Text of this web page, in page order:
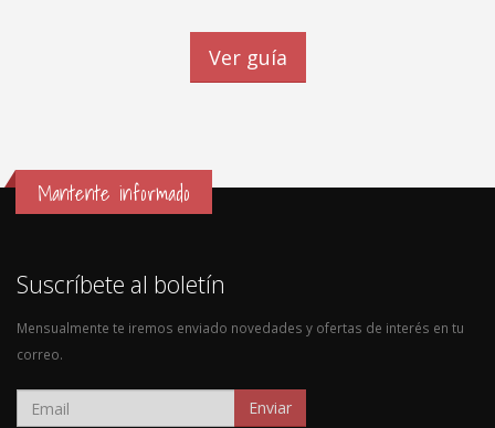
Ver guía
Mantente informado
Suscríbete al boletín
Mensualmente te iremos enviado novedades y ofertas de interés en tu
correo.
Enviar